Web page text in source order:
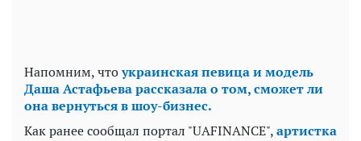
Напомним, чтоукраинская певица и модель
Даша Астафьева рассказала о том, сможет ли
она вернуться в шоу-бизнес.
Как ранее сообщал портал "UAFINANCE",артистка